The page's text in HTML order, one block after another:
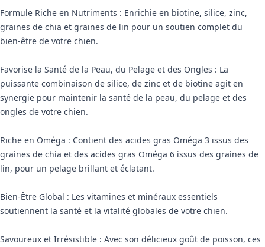
Formule Riche en Nutriments : Enrichie en biotine, silice, zinc,
graines de chia et graines de lin pour un soutien complet du
bien-être de votre chien.
Favorise la Santé de la Peau, du Pelage et des Ongles : La
puissante combinaison de silice, de zinc et de biotine agit en
synergie pour maintenir la santé de la peau, du pelage et des
ongles de votre chien.
Riche en Oméga : Contient des acides gras Oméga 3 issus des
graines de chia et des acides gras Oméga 6 issus des graines de
lin, pour un pelage brillant et éclatant.
Bien-Être Global : Les vitamines et minéraux essentiels
soutiennent la santé et la vitalité globales de votre chien.
Savoureux et Irrésistible : Avec son délicieux goût de poisson, ces